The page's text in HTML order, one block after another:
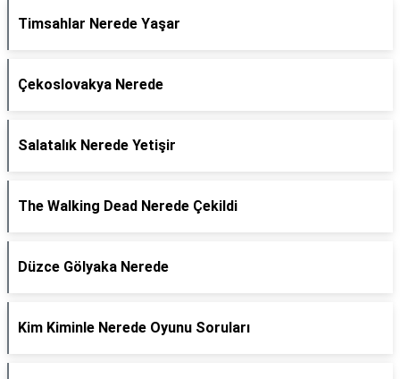
Timsahlar Nerede Yaşar
Çekoslovakya Nerede
Salatalık Nerede Yetişir
The Walking Dead Nerede Çekildi
Düzce Gölyaka Nerede
Kim Kiminle Nerede Oyunu Soruları